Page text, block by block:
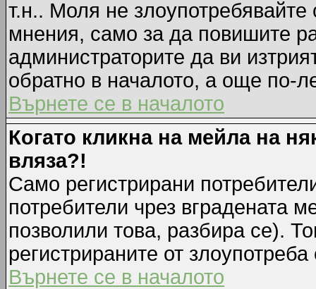
т.н.. Моля не
мнения, само за да повишите
администраторите да ви
обратно в началото, а още по-
Върнете се в началото
Когато кликна на мейла на
вляза?!
Само регистрирани
потребители чрез вградената
позволили това, разбира се).
регистрираните от
Върнете се в началото